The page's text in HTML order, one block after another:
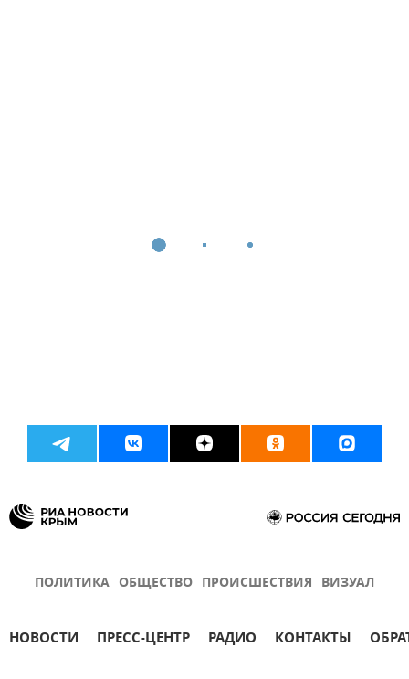
ПОЛИТИКА ОБЩЕСТВО ПРОИСШЕСТВИЯ ВИЗУАЛ
НОВОСТИ ПРЕСС-ЦЕНТР РАДИО КОНТАКТЫ